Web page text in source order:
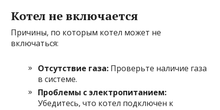
Котел не включается
Причины, по которым котел может не
включаться:
Отсутствие газа: Проверьте наличие газа
в системе.
Проблемы с электропитанием:
Убедитесь, что котел подключен к